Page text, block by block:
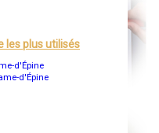
les plus utilisés
d'Épine
d'Épine